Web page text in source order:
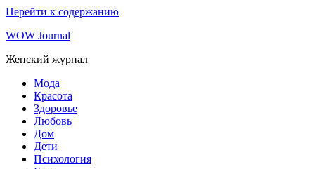
Перейти к содержанию
WOW Journal
Женский журнал
Мода
Красота
Здоровье
Любовь
Дом
Дети
Психология